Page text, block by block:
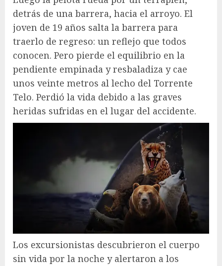
detrás de una barrera, hacia el arroyo. El
joven de 19 años salta la barrera para
traerlo de regreso: un reflejo que todos
conocen. Pero pierde el equilibrio en la
pendiente empinada y resbaladiza y cae
unos veinte metros al lecho del Torrente
Telo. Perdió la vida debido a las graves
heridas sufridas en el lugar del accidente.
Los excursionistas descubrieron el cuerpo
sin vida por la noche y alertaron a los